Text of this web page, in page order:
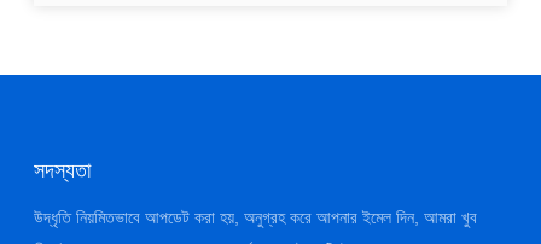
সদস্যতা
উদ্ধৃতি নিয়মিতভাবে আপডেট করা হয়, অনুগ্রহ করে আপনার ইমেল দিন, আমরা খুব